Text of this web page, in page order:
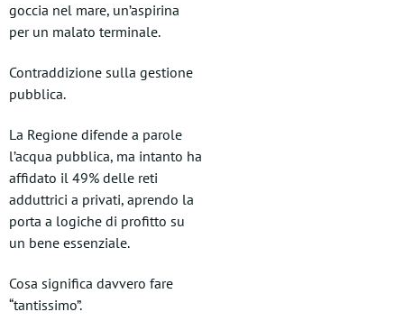
goccia nel mare, un’aspirina
per un malato terminale.
Contraddizione sulla gestione
pubblica.
La Regione difende a parole
l’acqua pubblica, ma intanto ha
affidato il 49% delle reti
adduttrici a privati, aprendo la
porta a logiche di profitto su
un bene essenziale.
Cosa significa davvero fare
“tantissimo”.